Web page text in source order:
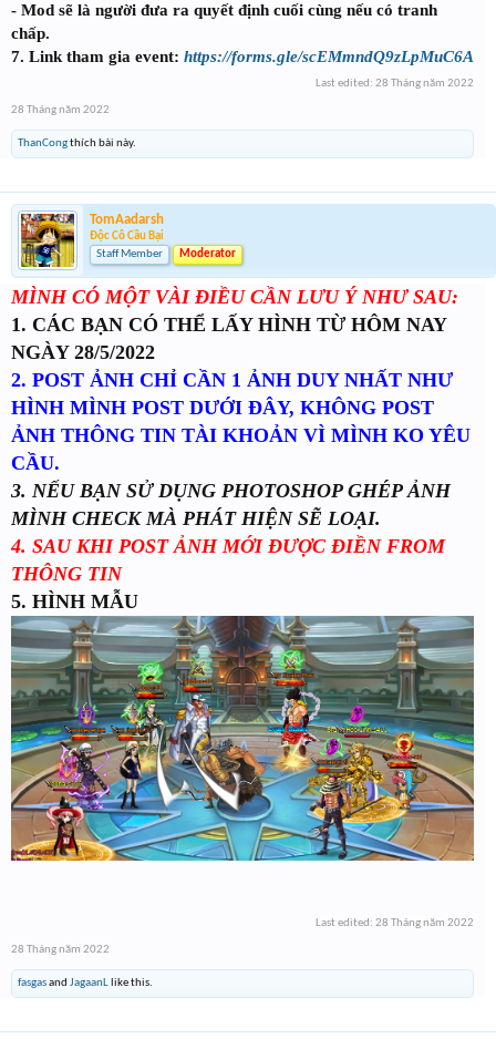
- Mod sẽ là người đưa ra quyết định cuối cùng nếu có tranh
chấp.
7. Link tham gia event: https://forms.gle/scEMmndQ9zLpMuC6A
Last edited: 28 Tháng năm 2022
28 Tháng năm 2022
ThanCongthích bài này.
TomAadarsh
Độc Cô Cầu Bại
Staff Member
Moderator
MÌNH CÓ MỘT VÀI ĐIỀU CẦN LƯU Ý NHƯ SAU:
1. CÁC BẠN CÓ THỂ LẤY HÌNH TỪ HÔM NAY
NGÀY 28/5/2022
2. POST ẢNH CHỈ CẦN 1 ẢNH DUY NHẤT NHƯ
HÌNH MÌNH POST DƯỚI ĐÂY, KHÔNG POST
ẢNH THÔNG TIN TÀI KHOẢN VÌ MÌNH KO YÊU
CẦU.
3. NẾU BẠN SỬ DỤNG PHOTOSHOP GHÉP ẢNH
MÌNH CHECK MÀ PHÁT HIỆN SẼ LOẠI.
4. SAU KHI POST ẢNH MỚI ĐƯỢC ĐIỀN FROM
THÔNG TIN
5. HÌNH MẪU
Last edited: 28 Tháng năm 2022
28 Tháng năm 2022
fasgasand JagaanLlike this.